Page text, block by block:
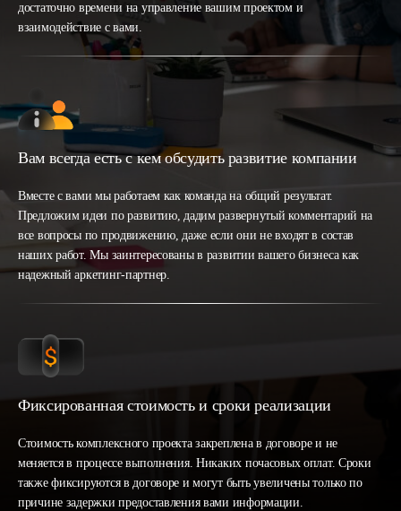
достаточно времени на управление вашим проектом и
взаимодействие с вами.
Вам всегда есть с кем обсудить развитие компании
Вместе с вами мы работаем как команда на общий результат.
Предложим идеи по развитию, дадим развернутый комментарий на
все вопросы по продвижению, даже если они не входят в состав
наших работ. Мы заинтересованы в развитии вашего бизнеса как
надежный аркетинг-партнер.
Фиксированная стоимость и сроки реализации
Стоимость комплексного проекта закреплена в договоре и не
меняется в процессе выполнения. Никаких почасовых оплат. Сроки
также фиксируются в договоре и могут быть увеличены только по
причине задержки предоставления вами информации.